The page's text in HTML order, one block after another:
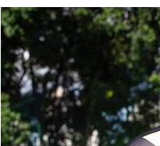
–
Dia
do
Goleiro